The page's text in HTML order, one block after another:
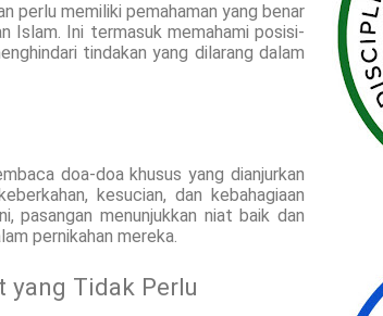
perlu memiliki pemahaman yang benar
Islam. Ini termasuk memahami posisi-
tindakan yang dilarang dalam
doa-doa khusus yang dianjurkan
kesucian, dan kebahagiaan
pasangan menunjukkan niat baik dan
pernikahan mereka.
yang Tidak Perlu